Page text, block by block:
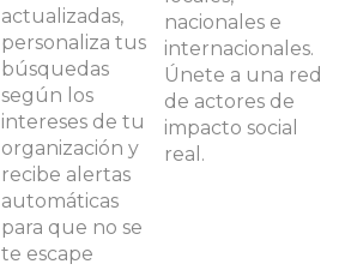
actualizadas,
personaliza tus
búsquedas
según los
intereses de tu
organización y
recibe alertas
automáticas
para que no se
te escape
nacionales e
internacionales.
Únete a una red
de actores de
impacto social
real.